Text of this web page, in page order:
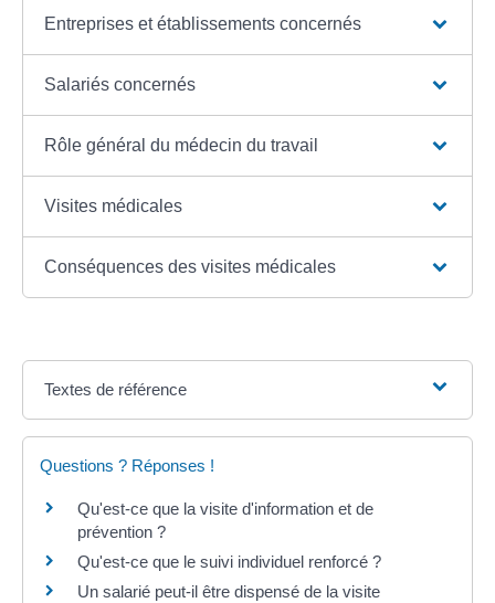
Entreprises et établissements concernés
Salariés concernés
Rôle général du médecin du travail
Visites médicales
Conséquences des visites médicales
Textes de référence
Questions ? Réponses !
Qu'est-ce que la visite d'information et de
prévention ?
Qu'est-ce que le suivi individuel renforcé ?
Un salarié peut-il être dispensé de la visite